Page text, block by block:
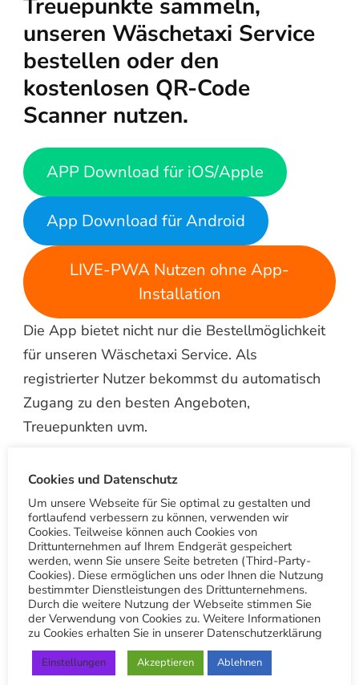
Treuepunkte sammeln,
unseren Wäschetaxi Service
bestellen oder den
kostenlosen QR-Code
Scanner nutzen.
APP Download für iOS/Apple
App Download für Android
LIVE-PWA Nutzen ohne App-
Installation
Die App bietet nicht nur die Bestellmöglichkeit
für unseren Wäschetaxi Service. Als
registrierter Nutzer bekommst du automatisch
Zugang zu den besten Angeboten,
Treuepunkten uvm.
Ein € 10 Gutschein als Willkommensgeschenk
bekommst du automatisch von uns nach dem
du dich registriert hast. Zu den weiteren
Vorteilen der App gehört die Möglichkeit einen
QR-Scanner zu nutzen und uns Bilder von
Flecken zu schicken und somit kostenlos einen
Rat oder Kostenvoranschlag einzuholen.
Social Media
Cookies und Datenschutz
Um unsere Webseite für Sie optimal zu gestalten und
fortlaufend verbessern zu können, verwenden wir
Cookies. Teilweise können auch Cookies von
Drittunternehmen auf Ihrem Endgerät gespeichert
werden, wenn Sie unsere Seite betreten (Third-Party-
Cookies). Diese ermöglichen uns oder Ihnen die Nutzung
bestimmter Dienstleistungen des Drittunternehmens.
Durch die weitere Nutzung der Webseite stimmen Sie
der Verwendung von Cookies zu. Weitere Informationen
zu Cookies erhalten Sie in unserer Datenschutzerklärung
Einstellungen Akzeptieren Ablehnen